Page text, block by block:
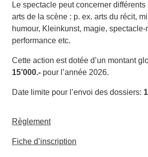
Le spectacle peut concerner
arts de la scène : p. ex. arts du récit,
humour, Kleinkunst, magie, spectacle-
performance etc.
Cette action est dotée d’un montant
15’000.- pour l’année 2026.
Date limite pour l’envoi des dossiers:
Règlement
Fiche d’inscription